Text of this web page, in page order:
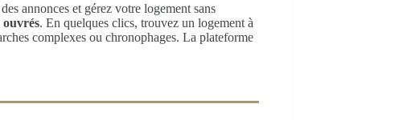
annonces et gérez votre logement sans
ouvrés. En quelques clics, trouvez un logement à
complexes ou chronophages. La plateforme